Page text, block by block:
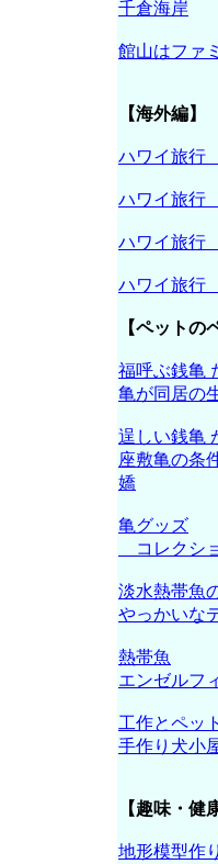
千倉海岸
館山はファ
【海外編】
ハワイ旅行
ハワイ旅行
ハワイ旅行
ハワイ旅行
【ペットの
福呼ぶ銭亀
亀が同居の
逞しい銭亀
座敷亀の条
嬌
亀グッズ
コレクシ
淡水熱帯魚
やっかいな
熱帯魚
エンゼルフ
工作とペッ
手作り犬小
【趣味・健
地形模型作り